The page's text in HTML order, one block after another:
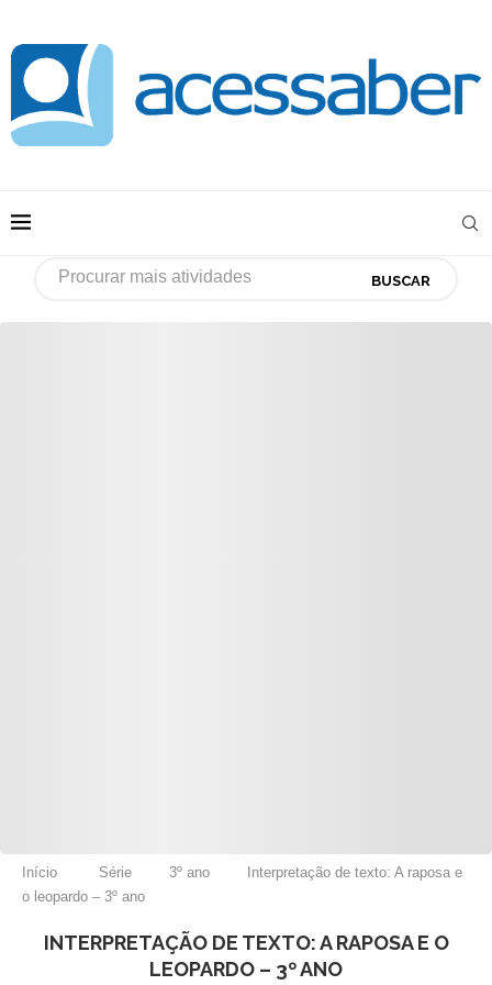
BUSCAR
Início Série 3º ano
Interpretação de texto: A raposa e
o leopardo – 3º ano
INTERPRETAÇÃO DE TEXTO: A RAPOSA E O
LEOPARDO – 3º ANO